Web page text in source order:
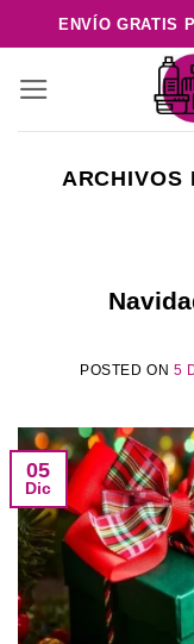
al
contenido
ENVÍO GRATIS
ARCHIVOS
POSTED ON5
05
Dic